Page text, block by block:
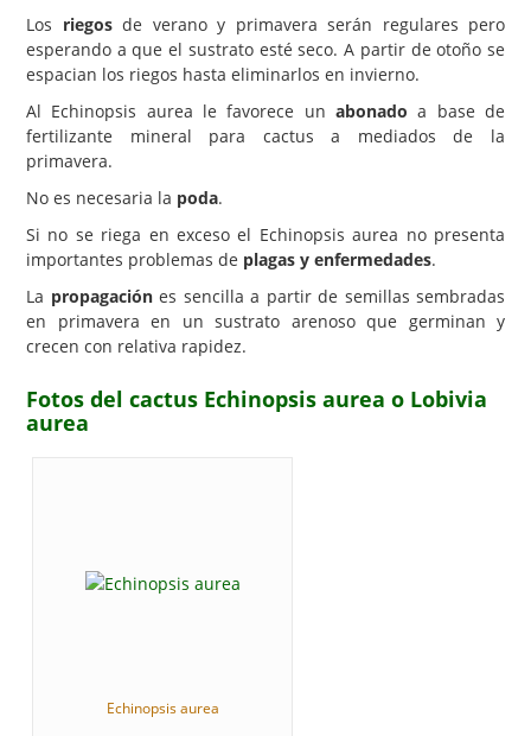
Los riegosde verano y primavera serán regulares pero
esperando a que el sustrato esté seco. A partir de otoño se
espacian los riegos hasta eliminarlos en invierno.
Al Echinopsis aurea le favorece un abonado a base de
fertilizante mineral para cactus a mediados de la
primavera.
No es necesaria la poda.
Si no se riega en exceso el Echinopsis aurea no presenta
importantes problemas de plagas y enfermedades.
La propagaciónes sencilla a partir de semillas sembradas
en primavera en un sustrato arenoso que germinan y
crecen con relativa rapidez.
Fotos del cactus Echinopsis aurea o Lobivia
aurea
Echinopsis aurea